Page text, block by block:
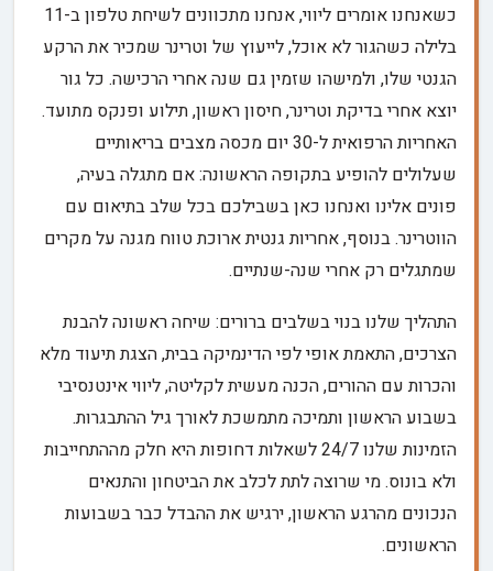
כשאנחנו אומרים ליווי, אנחנו מתכוונים לשיחת טלפון ב-11
בלילה כשהגור לא אוכל, לייעוץ של וטרינר שמכיר את הרקע
הגנטי שלו, ולמישהו שזמין גם שנה אחרי הרכישה. כל גור
יוצא אחרי בדיקת וטרינר, חיסון ראשון, תילוע ופנקס מתועד.
האחריות הרפואית ל-30 יום מכסה מצבים בריאותיים
שעלולים להופיע בתקופה הראשונה: אם מתגלה בעיה,
פונים אלינו ואנחנו כאן בשבילכם בכל שלב בתיאום עם
הווטרינר. בנוסף, אחריות גנטית ארוכת טווח מגנה על מקרים
שמתגלים רק אחרי שנה-שנתיים.
התהליך שלנו בנוי בשלבים ברורים: שיחה ראשונה להבנת
הצרכים, התאמת אופי לפי הדינמיקה בבית, הצגת תיעוד מלא
והכרות עם ההורים, הכנה מעשית לקליטה, ליווי אינטנסיבי
בשבוע הראשון ותמיכה מתמשכת לאורך גיל ההתבגרות.
הזמינות שלנו 24/7 לשאלות דחופות היא חלק מההתחייבות
ולא בונוס. מי שרוצה לתת לכלב את הביטחון והתנאים
הנכונים מהרגע הראשון, ירגיש את ההבדל כבר בשבועות
הראשונים.